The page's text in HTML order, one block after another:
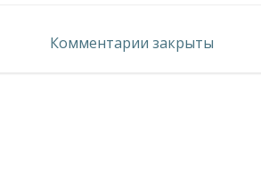
записям
Комментарии закрыты